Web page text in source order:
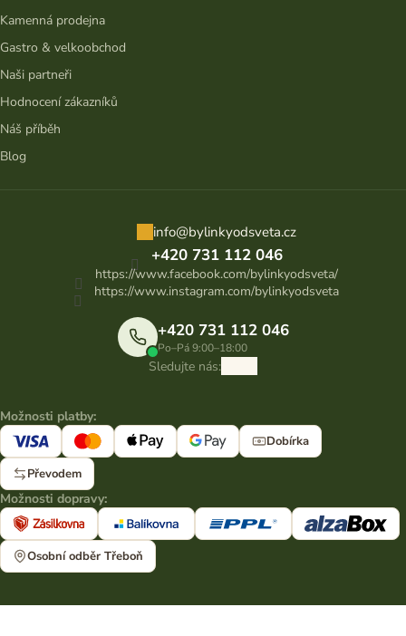
info@bylinkyodsveta.cz
+420 731 112 046
https://www.facebook.com/bylinkyodsveta/
https://www.instagram.com/bylinkyodsveta
+420 731 112 046
Po–Pá 9:00–18:00
Sledujte nás:
Kamenná prodejna
Gastro & velkoobchod
Naši partneři
Hodnocení zákazníků
Náš příběh
Blog
Možnosti platby:
Dobírka
Převodem
Možnosti dopravy:
Osobní odběr Třeboň